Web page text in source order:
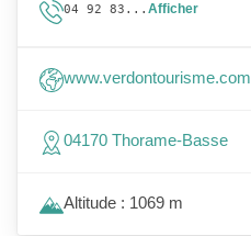
04 92 83... Afficher
www.verdontourisme.com
04170 Thorame-Basse
Altitude : 1069 m